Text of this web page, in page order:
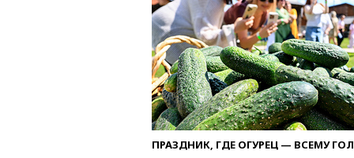
ПРАЗДНИК, ГДЕ ОГУРЕЦ — ВСЕМУ